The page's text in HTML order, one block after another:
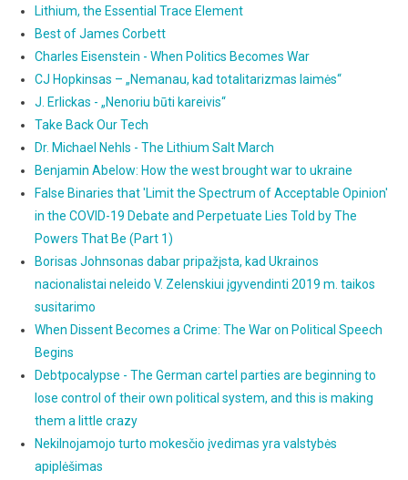
Lithium, the Essential Trace Element
Best of James Corbett
Charles Eisenstein - When Politics Becomes War
CJ Hopkinsas – „Nemanau, kad totalitarizmas laimės“
J. Erlickas - „Nenoriu būti kareivis“
Take Back Our Tech
Dr. Michael Nehls - The Lithium Salt March
Benjamin Abelow: How the west brought war to ukraine
False Binaries that 'Limit the Spectrum of Acceptable Opinion'
in the COVID-19 Debate and Perpetuate Lies Told by The
Powers That Be (Part 1)
Borisas Johnsonas dabar pripažįsta, kad Ukrainos
nacionalistai neleido V. Zelenskiui įgyvendinti 2019 m. taikos
susitarimo
When Dissent Becomes a Crime: The War on Political Speech
Begins
Debtpocalypse - The German cartel parties are beginning to
lose control of their own political system, and this is making
them a little crazy
Nekilnojamojo turto mokesčio įvedimas yra valstybės
apiplėšimas